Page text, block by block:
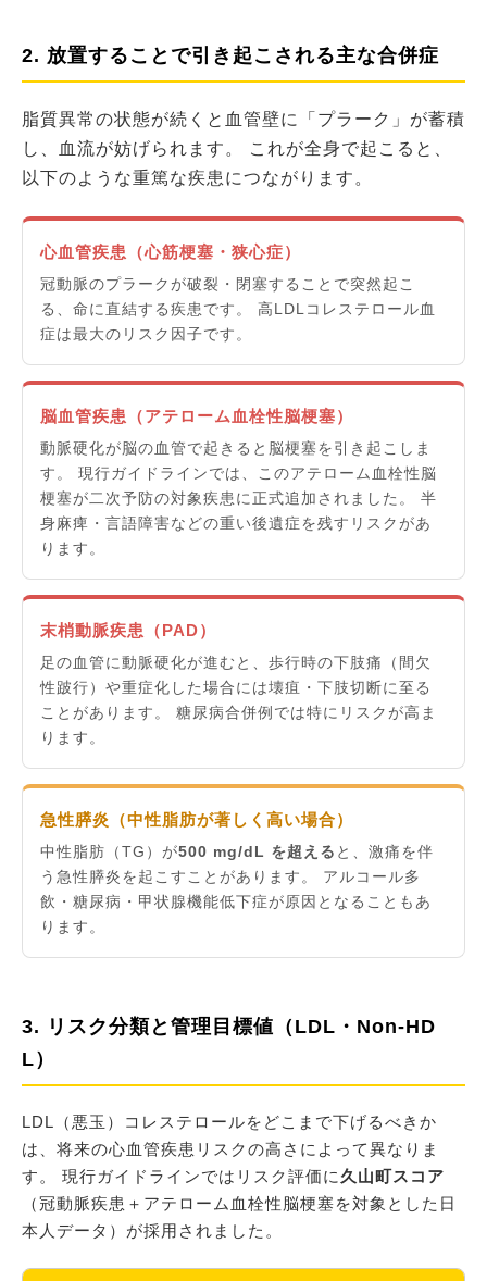
2. 放置することで引き起こされる主な合併症
脂質異常の状態が続くと血管壁に「プラーク」が蓄積
し、血流が妨げられます。 これが全身で起こると、
以下のような重篤な疾患につながります。
心血管疾患（心筋梗塞・狭心症）
冠動脈のプラークが破裂・閉塞することで突然起こ
る、命に直結する疾患です。 高LDLコレステロール血
症は最大のリスク因子です。
脳血管疾患（アテローム血栓性脳梗塞）
動脈硬化が脳の血管で起きると脳梗塞を引き起こしま
す。 現行ガイドラインでは、このアテローム血栓性脳
梗塞が二次予防の対象疾患に正式追加されました。 半
身麻痺・言語障害などの重い後遺症を残すリスクがあ
ります。
末梢動脈疾患（PAD）
足の血管に動脈硬化が進むと、歩行時の下肢痛（間欠
性跛行）や重症化した場合には壊疽・下肢切断に至る
ことがあります。 糖尿病合併例では特にリスクが高ま
ります。
急性膵炎（中性脂肪が著しく高い場合）
中性脂肪（TG）が500 mg/dL を超える と、激痛を伴
う急性膵炎を起こすことがあります。 アルコール多
飲・糖尿病・甲状腺機能低下症が原因となることもあ
ります。
3. リスク分類と管理目標値（LDL・Non-HD
L）
LDL（悪玉）コレステロールをどこまで下げるべきか
は、将来の心血管疾患リスクの高さによって異なりま
す。 現行ガイドラインではリスク評価に 久山町スコア
（冠動脈疾患＋アテローム血栓性脳梗塞を対象とした日
本人データ）が採用されました。